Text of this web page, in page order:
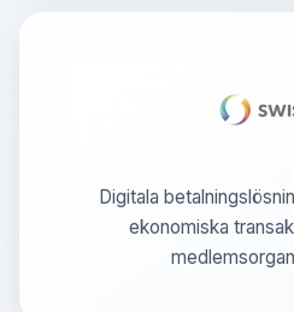
Digitala
ekonomiska